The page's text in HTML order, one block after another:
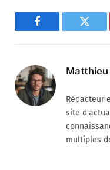
Facebook
Matthieu
Rédacteur
site
multiples